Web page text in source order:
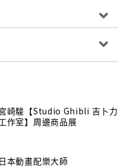
崎駿【Studio Ghibli 吉卜力
作室】周邊商品展
日本動畫配樂大師